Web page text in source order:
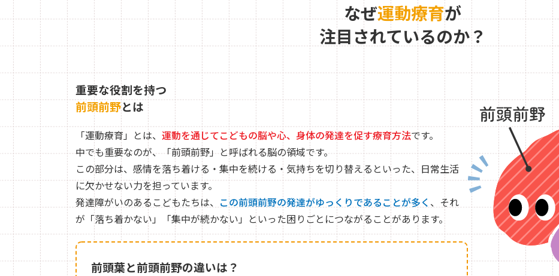
なぜ運動療育が
注目されているのか？
重要な役割を持つ
前頭前野とは
「運動療育」とは、 運動を通じてこどもの脳や心、身体の発達を促す療育方法です。
中でも重要なのが、「前頭前野」と呼ばれる脳の領域です。
この部分は、感情を落ち着ける・集中を続ける・気持ちを切り替えるといった、日常生活
に欠かせない力を担っています。
発達障がいのあるこどもたちは、 この前頭前野の発達がゆっくりであることが多く 、それ
が「落ち着かない」「集中が続かない」といった困りごとにつながることがあります。
前頭葉と前頭前野の違いは？